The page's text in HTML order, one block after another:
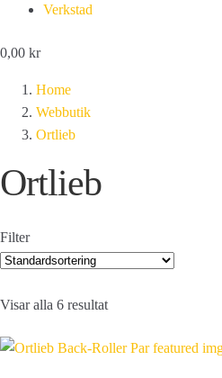
Verkstad
0,00 kr
Home
Webbutik
Ortlieb
Ortlieb
Filter
Visar alla 6 resultat